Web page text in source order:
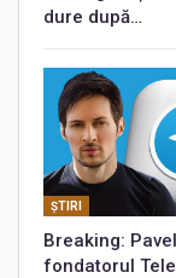
dure după…
ŞTIRI
Breaking:
fondatorul